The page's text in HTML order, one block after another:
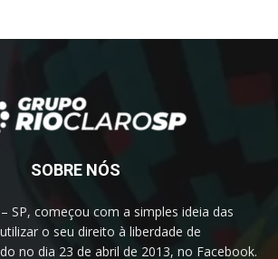
SOBRE NÓS
SP, começou com a simples ideia das
o seu direito à liberdade de
no dia 23 de abril de 2013, no Facebook.